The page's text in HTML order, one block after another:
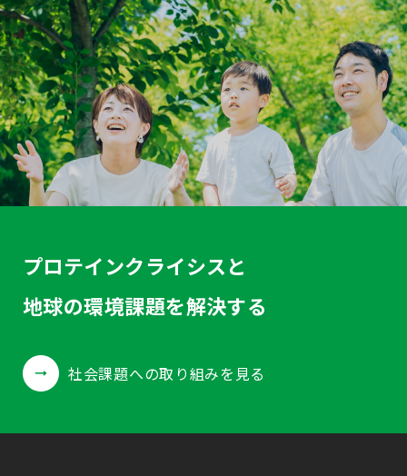
プロテインクライシスと
地球の環境課題を解決する
社会課題への取り組みを見る